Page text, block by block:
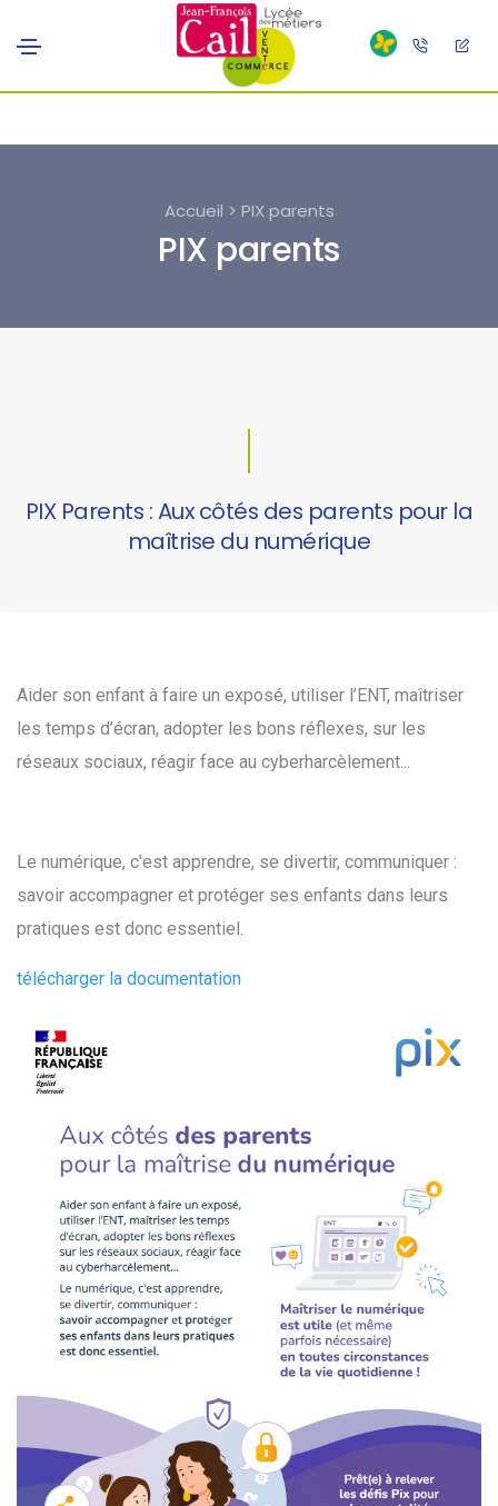
Accueil > PIX parents
PIX parents
PIX Parents : Aux côtés des parents pour la
maîtrise du numérique
Aider son enfant à faire un exposé, utiliser l’ENT, maîtriser
les temps d’écran, adopter les bons réflexes, sur les
réseaux sociaux, réagir face au cyberharcèlement...
Le numérique, c'est apprendre, se divertir, communiquer :
savoir accompagner et protéger ses enfants dans leurs
pratiques est donc essentiel.
télécharger la documentation